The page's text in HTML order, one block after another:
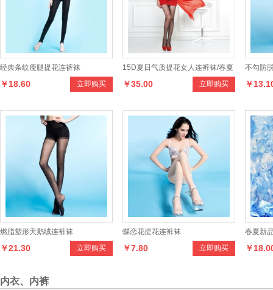
经典条纹瘦腿提花连裤袜
立即购买
￥18.60
15D夏日气质提花女人连裤袜/春夏
新品 立即购买
￥35.00
不勾防
￥
燃脂塑形天鹅绒连裤袜
立即购买
￥21.30
蝶恋花提花连裤袜
立即购买
￥7.80
春夏新
冻连裤
￥
内衣、内裤